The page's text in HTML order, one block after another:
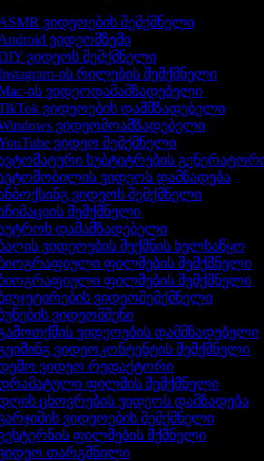
ვიდეოების შემქმნელი
ვიდეომზემი
ვიდეოს შემქმნელი
ის რილების შემქმნელი
ის ვიდეოდამამზადებელი
ვიდეოების დამმზადებელი
ვიდეომოამზადებელი
ვიდეო შემქმნელი
სუბტიტრების გენერატორი
ვიდეოს დამზადება
ვიდეოს შემქმნელი
შემქმნელი
დამამზადებელი
ვიდეოების შექმნის ხელსაწყო
ფილმების შემქმნელი
ფილმების შემქმნელი
ვიდეოშემქმნელი
ვიდეომშენი
ვიდეოების დამმზადებელი
ვიდეოკონტენტის შემქმნელი
ვიდეო რედაქტორი
ფილმის შემქმნელი
ცხოვრების ვიდეოს დამზადება
ვიდეოების შემქმნელი
ფილმების მქმნელი
თარგმნილი